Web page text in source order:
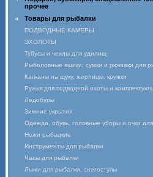
прочее
Товары для рыбалки
ПОДВОДНЫЕ КАМЕРЫ
ЭХОЛОТЫ
Тубусы и чехлы для удилищ
Рыболовные ящики, сумки и рюкзаки для
Капканы на щуку, жерлицы, кружки
Ружья для подводной охоты и
Ледобуры
Зимние укрытия
Одежда, обувь, головные уборы и очки
Ножи рыбацкие
Инструменты для рыбалки
Часы для рыбалки
Лыжи для рыбалки, снегоступы